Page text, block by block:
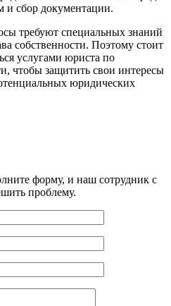
и сбор документации.
требуют специальных знаний
собственности. Поэтому стоит
услугами юриста по
чтобы защитить свои интересы
юридических
форму, и наш сотрудник с
проблему.